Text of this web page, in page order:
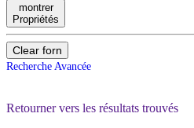
montrer
Propriétés
Clear forn
Recherche Avancée
Retourner vers les résultats trouvés